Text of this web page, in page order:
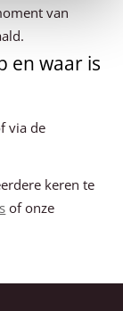
van
en waar is
via de
keren te
of onze